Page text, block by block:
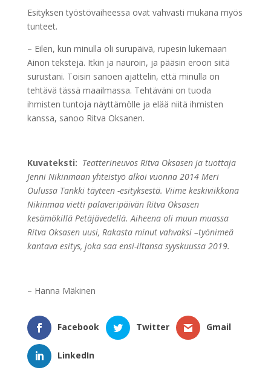
Esityksen työstövaiheessa ovat vahvasti mukana myös
tunteet.
– Eilen, kun minulla oli surupäivä, rupesin lukemaan
Ainon tekstejä. Itkin ja nauroin, ja pääsin eroon siitä
surustani. Toisin sanoen ajattelin, että minulla on
tehtävä tässä maailmassa. Tehtäväni on tuoda
ihmisten tuntoja näyttämölle ja elää niitä ihmisten
kanssa, sanoo Ritva Oksanen.
Kuvateksti: Teatterineuvos Ritva Oksasen ja tuottaja
Jenni Nikinmaan yhteistyö alkoi vuonna 2014 Meri
Oulussa Tankki täyteen -esityksestä. Viime keskiviikkona
Nikinmaa vietti palaveripäivän Ritva Oksasen
kesämökillä Petäjävedellä. Aiheena oli muun muassa
Ritva Oksasen uusi, Rakasta minut vahvaksi –työnimeä
kantava esitys, joka saa ensi-iltansa syyskuussa 2019.
– Hanna Mäkinen
Facebook Twitter Gmail
LinkedIn